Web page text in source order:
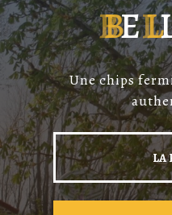
B
BEL
L
Une chips
LA